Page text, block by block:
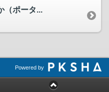
（ポータ...
Powered by